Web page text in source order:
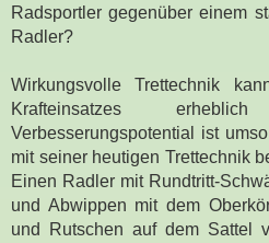
Radsportler gegenüber einem
Radler?
Wirkungsvolle Trettechnik
Krafteinsatzes
Verbesserungspotential ist
mit seiner heutigen Trettechnik
Einen Radler mit Rundtritt-
und Abwippen mit dem
und Rutschen auf dem Sattel